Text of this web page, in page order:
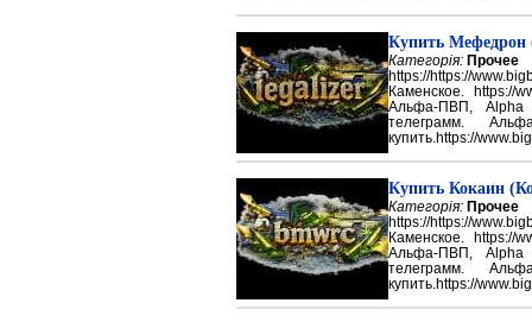
Купить
Категорія: Прочее
https://https://
Каменское. https://
Альфа-ПВП, Alpha
телеграмм.
купить.https://
Купить Кокаин
Категорія: Прочее
https://https://
Каменское. https://
Альфа-ПВП, Alpha
телеграмм.
купить.https://